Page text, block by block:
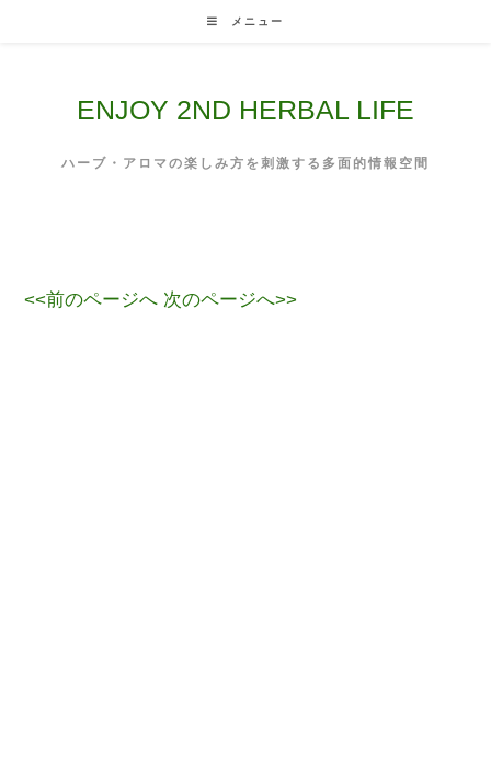
メニュー
ENJOY 2ND HERBAL LIFE
ハーブ・アロマの楽しみ方を刺激する多面的情報空間
<<前のページへ 次のページへ>>